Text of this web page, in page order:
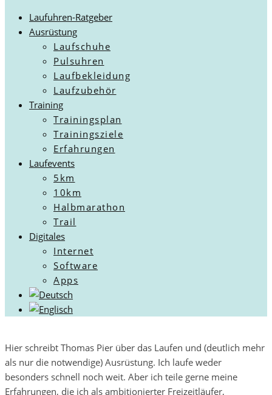
Laufuhren-Ratgeber
Ausrüstung
Laufschuhe
Pulsuhren
Laufbekleidung
Laufzubehör
Training
Trainingsplan
Trainingsziele
Erfahrungen
Laufevents
5km
10km
Halbmarathon
Trail
Digitales
Internet
Software
Apps
Hier schreibt Thomas Pier über das Laufen und (deutlich mehr
als nur die notwendige) Ausrüstung. Ich laufe weder
besonders schnell noch weit. Aber ich teile gerne meine
Erfahrungen, die ich als ambitionierter Freizeitläufer,